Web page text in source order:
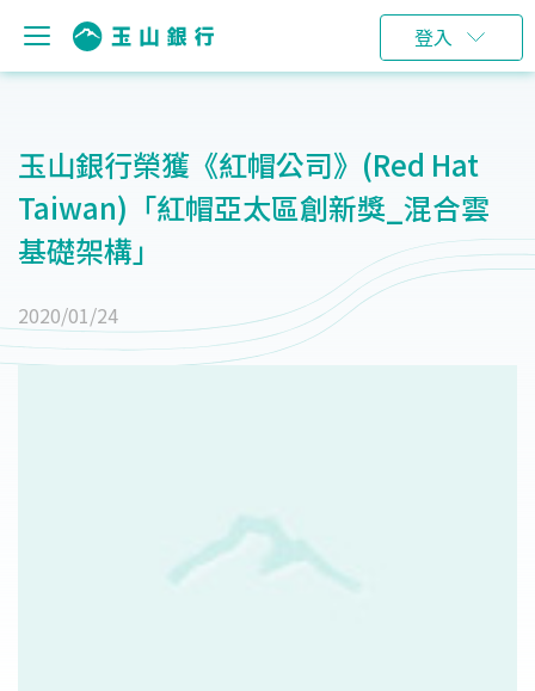
登入
玉山銀行榮獲《紅帽公司》(Red Hat
Taiwan)「紅帽亞太區創新獎_混合雲
基礎架構」
2020/01/24